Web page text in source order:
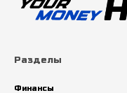
Разделы
Финансы